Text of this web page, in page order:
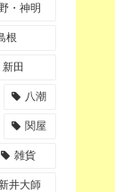
・神明
根
新田
八潮
関屋
雑貨
井大師